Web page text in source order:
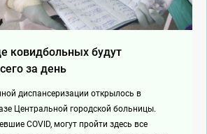
ковидбольных будут
за день
диспансеризации открылось в
Центральной городской больницы.
COVID, могут пройти здесь все